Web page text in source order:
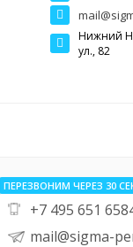
Нижний
ул., 82
звоните по
ПЕРЕЗВОНИМ ЧЕРЕЗ 30
+7 495 651
mail@sigma-